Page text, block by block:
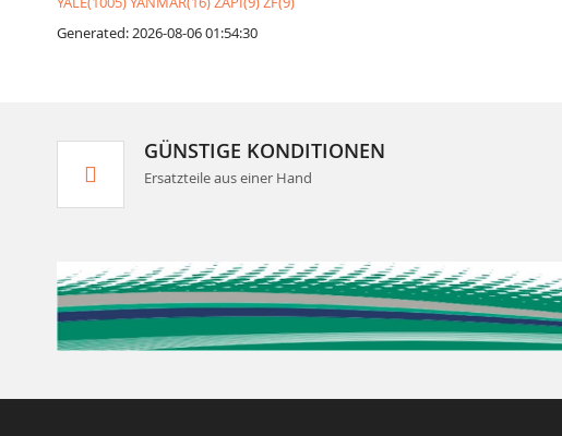
Generated: 2026-08-06 01:54:30
GÜNSTIGE KONDITIONEN
Ersatzteile aus einer Hand